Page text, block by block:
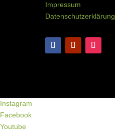
Impressum
Datenschutzerklärung
Instagram
Facebook
Youtube